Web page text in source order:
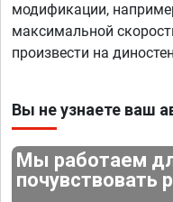
модификации,
максимальной
произвести на
Вы не узнаете ваш
Мы работаем
почувствовать